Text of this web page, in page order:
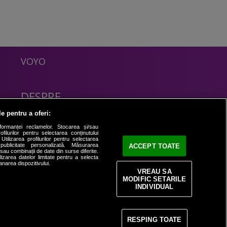
VOYO
DESPRE
Politica Confidentialitate
Contact
pentru a oferi:
reclamelor. Stocarea și/sau
pentru selectarea conținutului
profilurilor pentru selectarea
personalizată. Măsurarea
combinații de date din surse diferite.
datelor limitate pentru a selecta
dispozitivului.
ACCEPT TOATE
RESPING TOATE
VREAU SA
MODIFIC SETARILE
INDIVIDUAL